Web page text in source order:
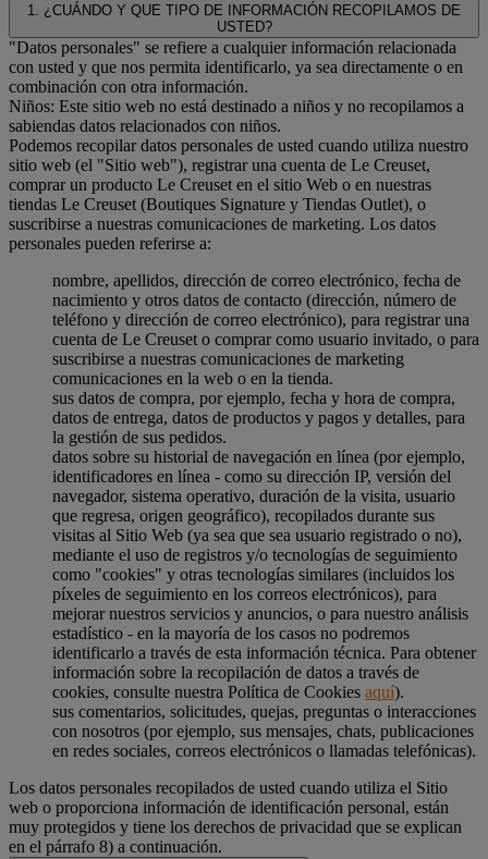
1. ¿CUÁNDO Y QUE TIPO DE INFORMACIÓN RECOPILAMOS DE
USTED?
"Datos personales" se refiere a cualquier información relacionada
con usted y que nos permita identificarlo, ya sea directamente o en
combinación con otra información.
Niños: Este sitio web no está destinado a niños y no recopilamos a
sabiendas datos relacionados con niños.
Podemos recopilar datos personales de usted cuando utiliza nuestro
sitio web (el "Sitio web"), registrar una cuenta de Le Creuset,
comprar un producto Le Creuset en el sitio Web o en nuestras
tiendas Le Creuset (Boutiques Signature y Tiendas Outlet), o
suscribirse a nuestras comunicaciones de marketing. Los datos
personales pueden referirse a:
nombre, apellidos, dirección de correo electrónico, fecha de
nacimiento y otros datos de contacto (dirección, número de
teléfono y dirección de correo electrónico), para registrar una
cuenta de Le Creuset o comprar como usuario invitado, o para
suscribirse a nuestras comunicaciones de marketing
comunicaciones en la web o en la tienda.
sus datos de compra, por ejemplo, fecha y hora de compra,
datos de entrega, datos de productos y pagos y detalles, para
la gestión de sus pedidos.
datos sobre su historial de navegación en línea (por ejemplo,
identificadores en línea - como su dirección IP, versión del
navegador, sistema operativo, duración de la visita, usuario
que regresa, origen geográfico), recopilados durante sus
visitas al Sitio Web (ya sea que sea usuario registrado o no),
mediante el uso de registros y/o tecnologías de seguimiento
como "cookies" y otras tecnologías similares (incluidos los
píxeles de seguimiento en los correos electrónicos), para
mejorar nuestros servicios y anuncios, o para nuestro análisis
estadístico - en la mayoría de los casos no podremos
identificarlo a través de esta información técnica. Para obtener
información sobre la recopilación de datos a través de
cookies, consulte nuestra Política de Cookies aquí).
sus comentarios, solicitudes, quejas, preguntas o interacciones
con nosotros (por ejemplo, sus mensajes, chats, publicaciones
en redes sociales, correos electrónicos o llamadas telefónicas).
Los datos personales recopilados de usted cuando utiliza el Sitio
web o proporciona información de identificación personal, están
muy protegidos y tiene los derechos de privacidad que se explican
en el párrafo 8) a continuación.